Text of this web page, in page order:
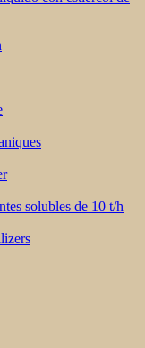
solubles de 10 t/h